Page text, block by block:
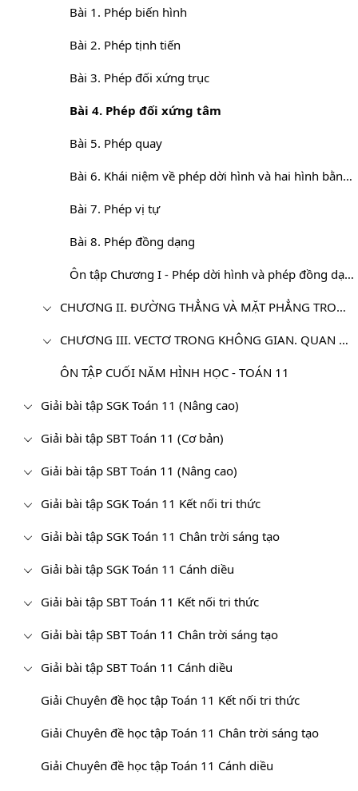
Bài 1. Phép biến hình
Bài 2. Phép tịnh tiến
Bài 3. Phép đối xứng trục
Bài 4. Phép đối xứng tâm
Bài 5. Phép quay
Bài 6. Khái niệm về phép dời hình và hai hình bằng nhau
Bài 7. Phép vị tự
Bài 8. Phép đồng dạng
Ôn tập Chương I - Phép dời hình và phép đồng dạng trong mặt phẳng
CHƯƠNG II. ĐƯỜNG THẲNG VÀ MẶT PHẲNG TRONG KHÔNG GIAN. QUAN HỆ SONG SONG
CHƯƠNG III. VECTƠ TRONG KHÔNG GIAN. QUAN HỆ VUÔNG GÓC TRONG KHÔNG GIAN
ÔN TẬP CUỐI NĂM HÌNH HỌC - TOÁN 11
Giải bài tập SGK Toán 11 (Nâng cao)
Giải bài tập SBT Toán 11 (Cơ bản)
Giải bài tập SBT Toán 11 (Nâng cao)
Giải bài tập SGK Toán 11 Kết nối tri thức
Giải bài tập SGK Toán 11 Chân trời sáng tạo
Giải bài tập SGK Toán 11 Cánh diều
Giải bài tập SBT Toán 11 Kết nối tri thức
Giải bài tập SBT Toán 11 Chân trời sáng tạo
Giải bài tập SBT Toán 11 Cánh diều
Giải Chuyên đề học tập Toán 11 Kết nối tri thức
Giải Chuyên đề học tập Toán 11 Chân trời sáng tạo
Giải Chuyên đề học tập Toán 11 Cánh diều